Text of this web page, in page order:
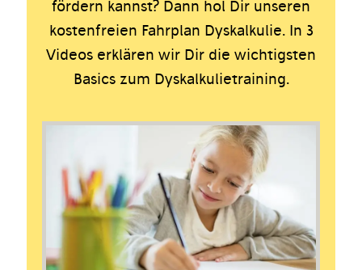
fördern kannst? Dann hol Dir unseren
kostenfreien Fahrplan Dyskalkulie. In 3
Videos erklären wir Dir die wichtigsten
Basics zum Dyskalkulietraining.